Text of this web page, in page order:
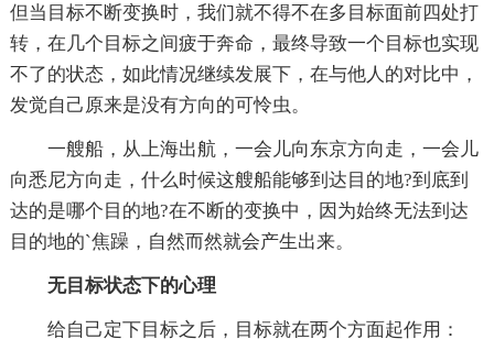
但当目标不断变换时，我们就不得不在多目标面前四处打
转，在几个目标之间疲于奔命，最终导致一个目标也实现
不了的状态，如此情况继续发展下，在与他人的对比中，
发觉自己原来是没有方向的可怜虫。
一艘船，从上海出航，一会儿向东京方向走，一会儿
向悉尼方向走，什么时候这艘船能够到达目的地?到底到
达的是哪个目的地?在不断的变换中，因为始终无法到达
目的地的`焦躁，自然而然就会产生出来。
无目标状态下的心理
给自己定下目标之后，目标就在两个方面起作用：